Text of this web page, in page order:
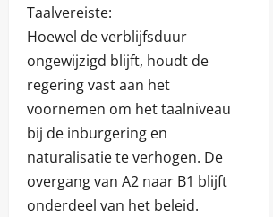
Taalvereiste:
Hoewel de verblijfsduur
ongewijzigd blijft, houdt de
regering vast aan het
voornemen om het taalniveau
bij de inburgering en
naturalisatie te verhogen. De
overgang van A2 naar B1 blijft
onderdeel van het beleid.